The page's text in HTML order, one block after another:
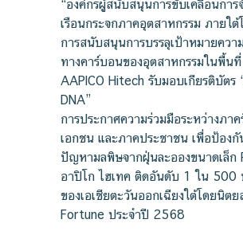
“องค์กรผู้สนับสนุนการขับเคลื่อนการ
เรือนกระจกภาคอุตสาหกรรม ภายใต้
การสนับสนุนการบรรลุเป้าหมายควา
ทางคาร์บอนของอุตสาหกรรมในพื้นที่
AAPICO Hitech รับมอบเกียรติบัตร
DNA”
การประกาศความร่วมมือระหว่างภา
เอกชน และภาคประชาชน เพื่อป้องกั
ปัญหามลพิษจากฝุ่นละอองขนาดเล็ก
อาปิโก ไฮเทค ติดอันดับ 1 ใน 500
ของเอเชียตะวันออกเฉียงใต้โดยนิตย
Fortune ประจำปี 2568